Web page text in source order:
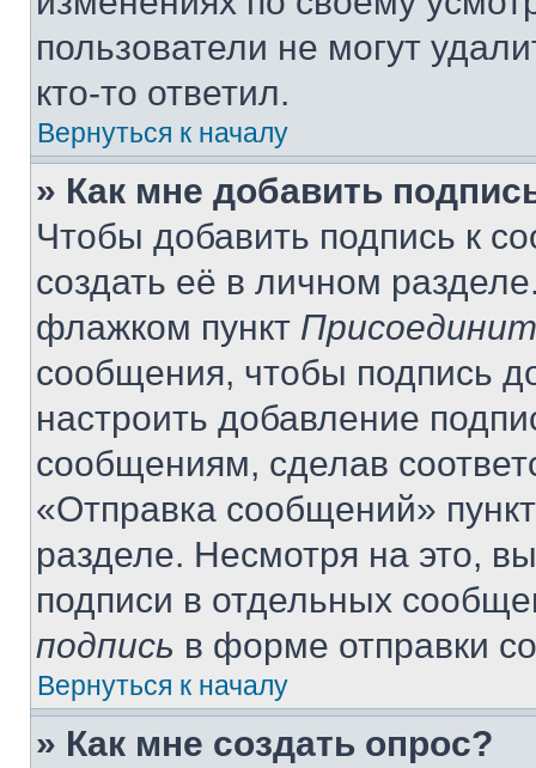
пользователи не могут
кто-то ответил.
Вернуться к началу
» Как мне добавить
Чтобы добавить подпись к
создать её в личном
флажком пункт
сообщения, чтобы подпись
настроить добавление
сообщениям, сделав
«Отправка сообщений»
разделе. Несмотря на это,
подписи в отдельных
подпись в форме отправки
Вернуться к началу
» Как мне создать опрос?